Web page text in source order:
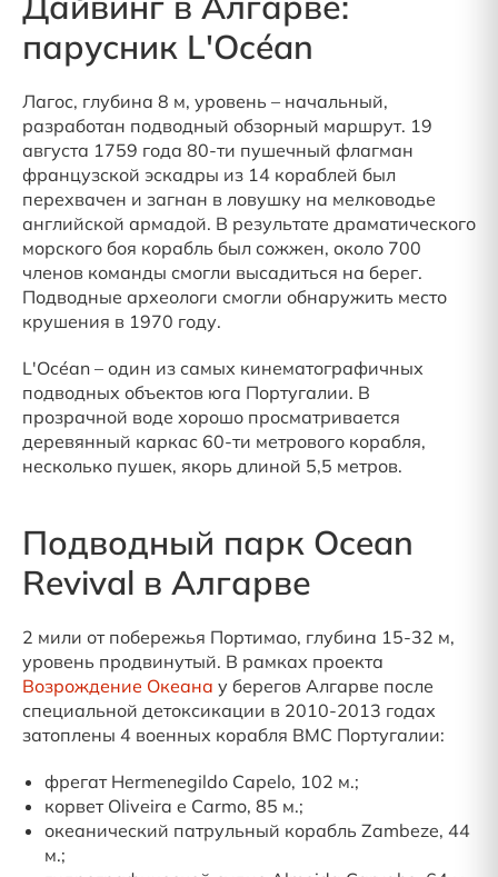
парусник L'Océan
Лагос, глубина 8 м, уровень – начальный,
разработан подводный обзорный маршрут. 19
августа 1759 года 80-ти пушечный флагман
французской эскадры из 14 кораблей был
перехвачен и загнан в ловушку на мелководье
английской армадой. В результате драматического
морского боя корабль был сожжен, около 700
членов команды смогли высадиться на берег.
Подводные археологи смогли обнаружить место
крушения в 1970 году.
L'Océan – один из самых кинематографичных
подводных объектов юга Португалии. В
прозрачной воде хорошо просматривается
деревянный каркас 60-ти метрового корабля,
несколько пушек, якорь длиной 5,5 метров.
Подводный парк Ocean
Revival в Алгарве
2 мили от побережья Портимао, глубина 15-32 м,
уровень продвинутый. В рамках проекта
Возрождение Океана у берегов Алгарве после
специальной детоксикации в 2010-2013 годах
затоплены 4 военных корабля ВМС Португалии:
фрегат Hermenegildo Capelo, 102 м.;
корвет Oliveira e Carmo, 85 м.;
океанический патрульный корабль Zambeze, 44
м.;